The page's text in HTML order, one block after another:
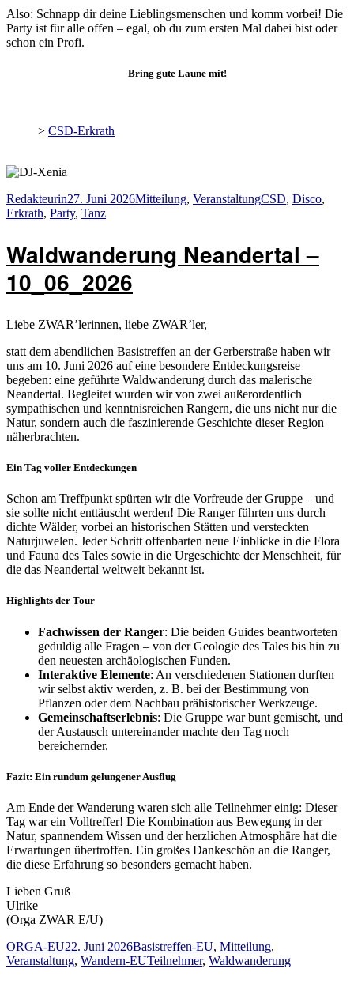
Also: Schnapp dir deine Lieblingsmenschen und komm vorbei! Die
Party ist für alle offen – egal, ob du zum ersten Mal dabei bist oder
schon ein Profi.
Bring gute Laune mit!
> CSD-Erkrath
Autor
RedakteurinVeröffentlicht
am
27. Juni 2026Kategorien
Mitteilung, VeranstaltungSchlagwörter
CSD, Disco,
Erkrath, Party, Tanz
Waldwanderung Neandertal –
10_06_2026
Liebe ZWAR’lerinnen, liebe ZWAR’ler,
statt dem abendlichen Basistreffen an der Gerberstraße haben wir
uns am 10. Juni 2026 auf eine besondere Entdeckungsreise
begeben: eine geführte Waldwanderung durch das malerische
Neandertal. Begleitet wurden wir von zwei außerordentlich
sympathischen und kenntnisreichen Rangern, die uns nicht nur die
Natur, sondern auch die faszinierende Geschichte dieser Region
näherbrachten.
Ein Tag voller Entdeckungen
Schon am Treffpunkt spürten wir die Vorfreude der Gruppe – und
sie sollte nicht enttäuscht werden! Die Ranger führten uns durch
dichte Wälder, vorbei an historischen Stätten und versteckten
Naturjuwelen. Jeder Schritt offenbarten neue Einblicke in die Flora
und Fauna des Tales sowie in die Urgeschichte der Menschheit, für
die das Neandertal weltweit bekannt ist.
Highlights der Tour
Fachwissen der Ranger: Die beiden Guides beantworteten
geduldig alle Fragen – von der Geologie des Tales bis hin zu
den neuesten archäologischen Funden.
Interaktive Elemente: An verschiedenen Stationen durften
wir selbst aktiv werden, z. B. bei der Bestimmung von
Pflanzen oder dem Nachbau prähistorischer Werkzeuge.
Gemeinschaftserlebnis: Die Gruppe war bunt gemischt, und
der Austausch untereinander machte den Tag noch
bereichernder.
Fazit: Ein rundum gelungener Ausflug
Am Ende der Wanderung waren sich alle Teilnehmer einig: Dieser
Tag war ein Volltreffer! Die Kombination aus Bewegung in der
Natur, spannendem Wissen und der herzlichen Atmosphäre hat die
Erwartungen übertroffen. Ein großes Dankeschön an die Ranger,
die diese Erfahrung so besonders gemacht haben.
Lieben Gruß
Ulrike
(Orga ZWAR E/U)
Autor
ORGA-EUVeröffentlicht
am
22. Juni 2026Kategorien
Basistreffen-EU, Mitteilung,
Veranstaltung, Wandern-EUSchlagwörter
Teilnehmer, Waldwanderung